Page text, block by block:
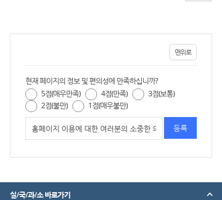
맨위로
현재 페이지의 정보 및 편의성에 만족하십니까?
5점(매우만족)
4점(만족)
3점(보통)
2점(불만)
1점(매우불만)
실/국/과/소 바로가기